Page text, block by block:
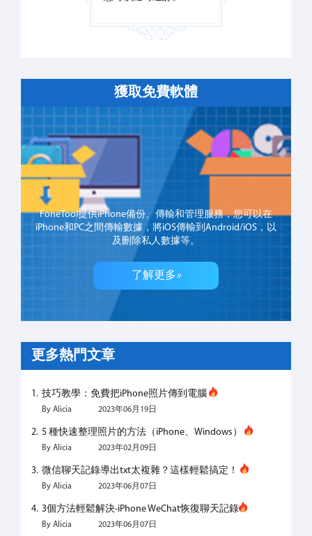
獲取免費軟體
FoneTool提供iPhone備份、傳輸和管理服務，您可以在
iPhone和PC之間傳輸數據，將iOS傳輸到Android/iOS，以
及刪除私人數據等。
了解更多»
更多熱門文章
技巧教學：免費把iPhone照片傳到電腦
By Alicia 2023年06月19日
5 種快速整理照片的方法（iPhone、Windows）
By Alicia 2023年02月09日
微信聊天記錄導出txt太複雜？這樣輕鬆搞定！
By Alicia 2023年06月07日
3個方法輕鬆解決-iPhone WeChat恢復聊天記錄
By Alicia 2023年06月07日